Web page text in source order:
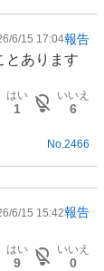
6/15 17:04報告
とあります
はい
1
いいえ
6
No. 2466
6/15 15:42報告
はい
9
いいえ
0